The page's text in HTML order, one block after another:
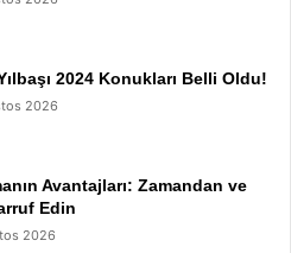
2024 Konukları Belli Oldu!
2026
Avantajları: Zamandan ve
Edin
2026